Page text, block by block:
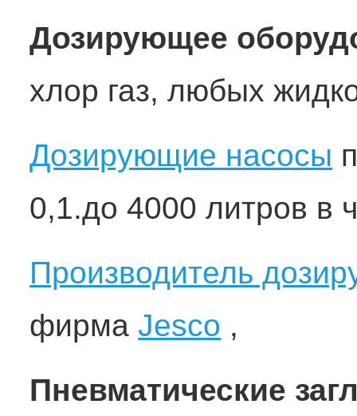
Дозирующее
хлор газ, любых
Дозирующие насосы
0,1.до 4000 литров в
Производитель
фирмаJesco ,
Пневматические